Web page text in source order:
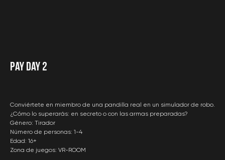
Pay Day 2
Conviértete en miembro de una pandilla real en un simulador de robo.
¿Cómo lo superarás: en secreto o con las armas preparadas?
Género: Tirador
Número de personas: 1-4
Edad: 16+
Zona de juegos: VR-ROOM